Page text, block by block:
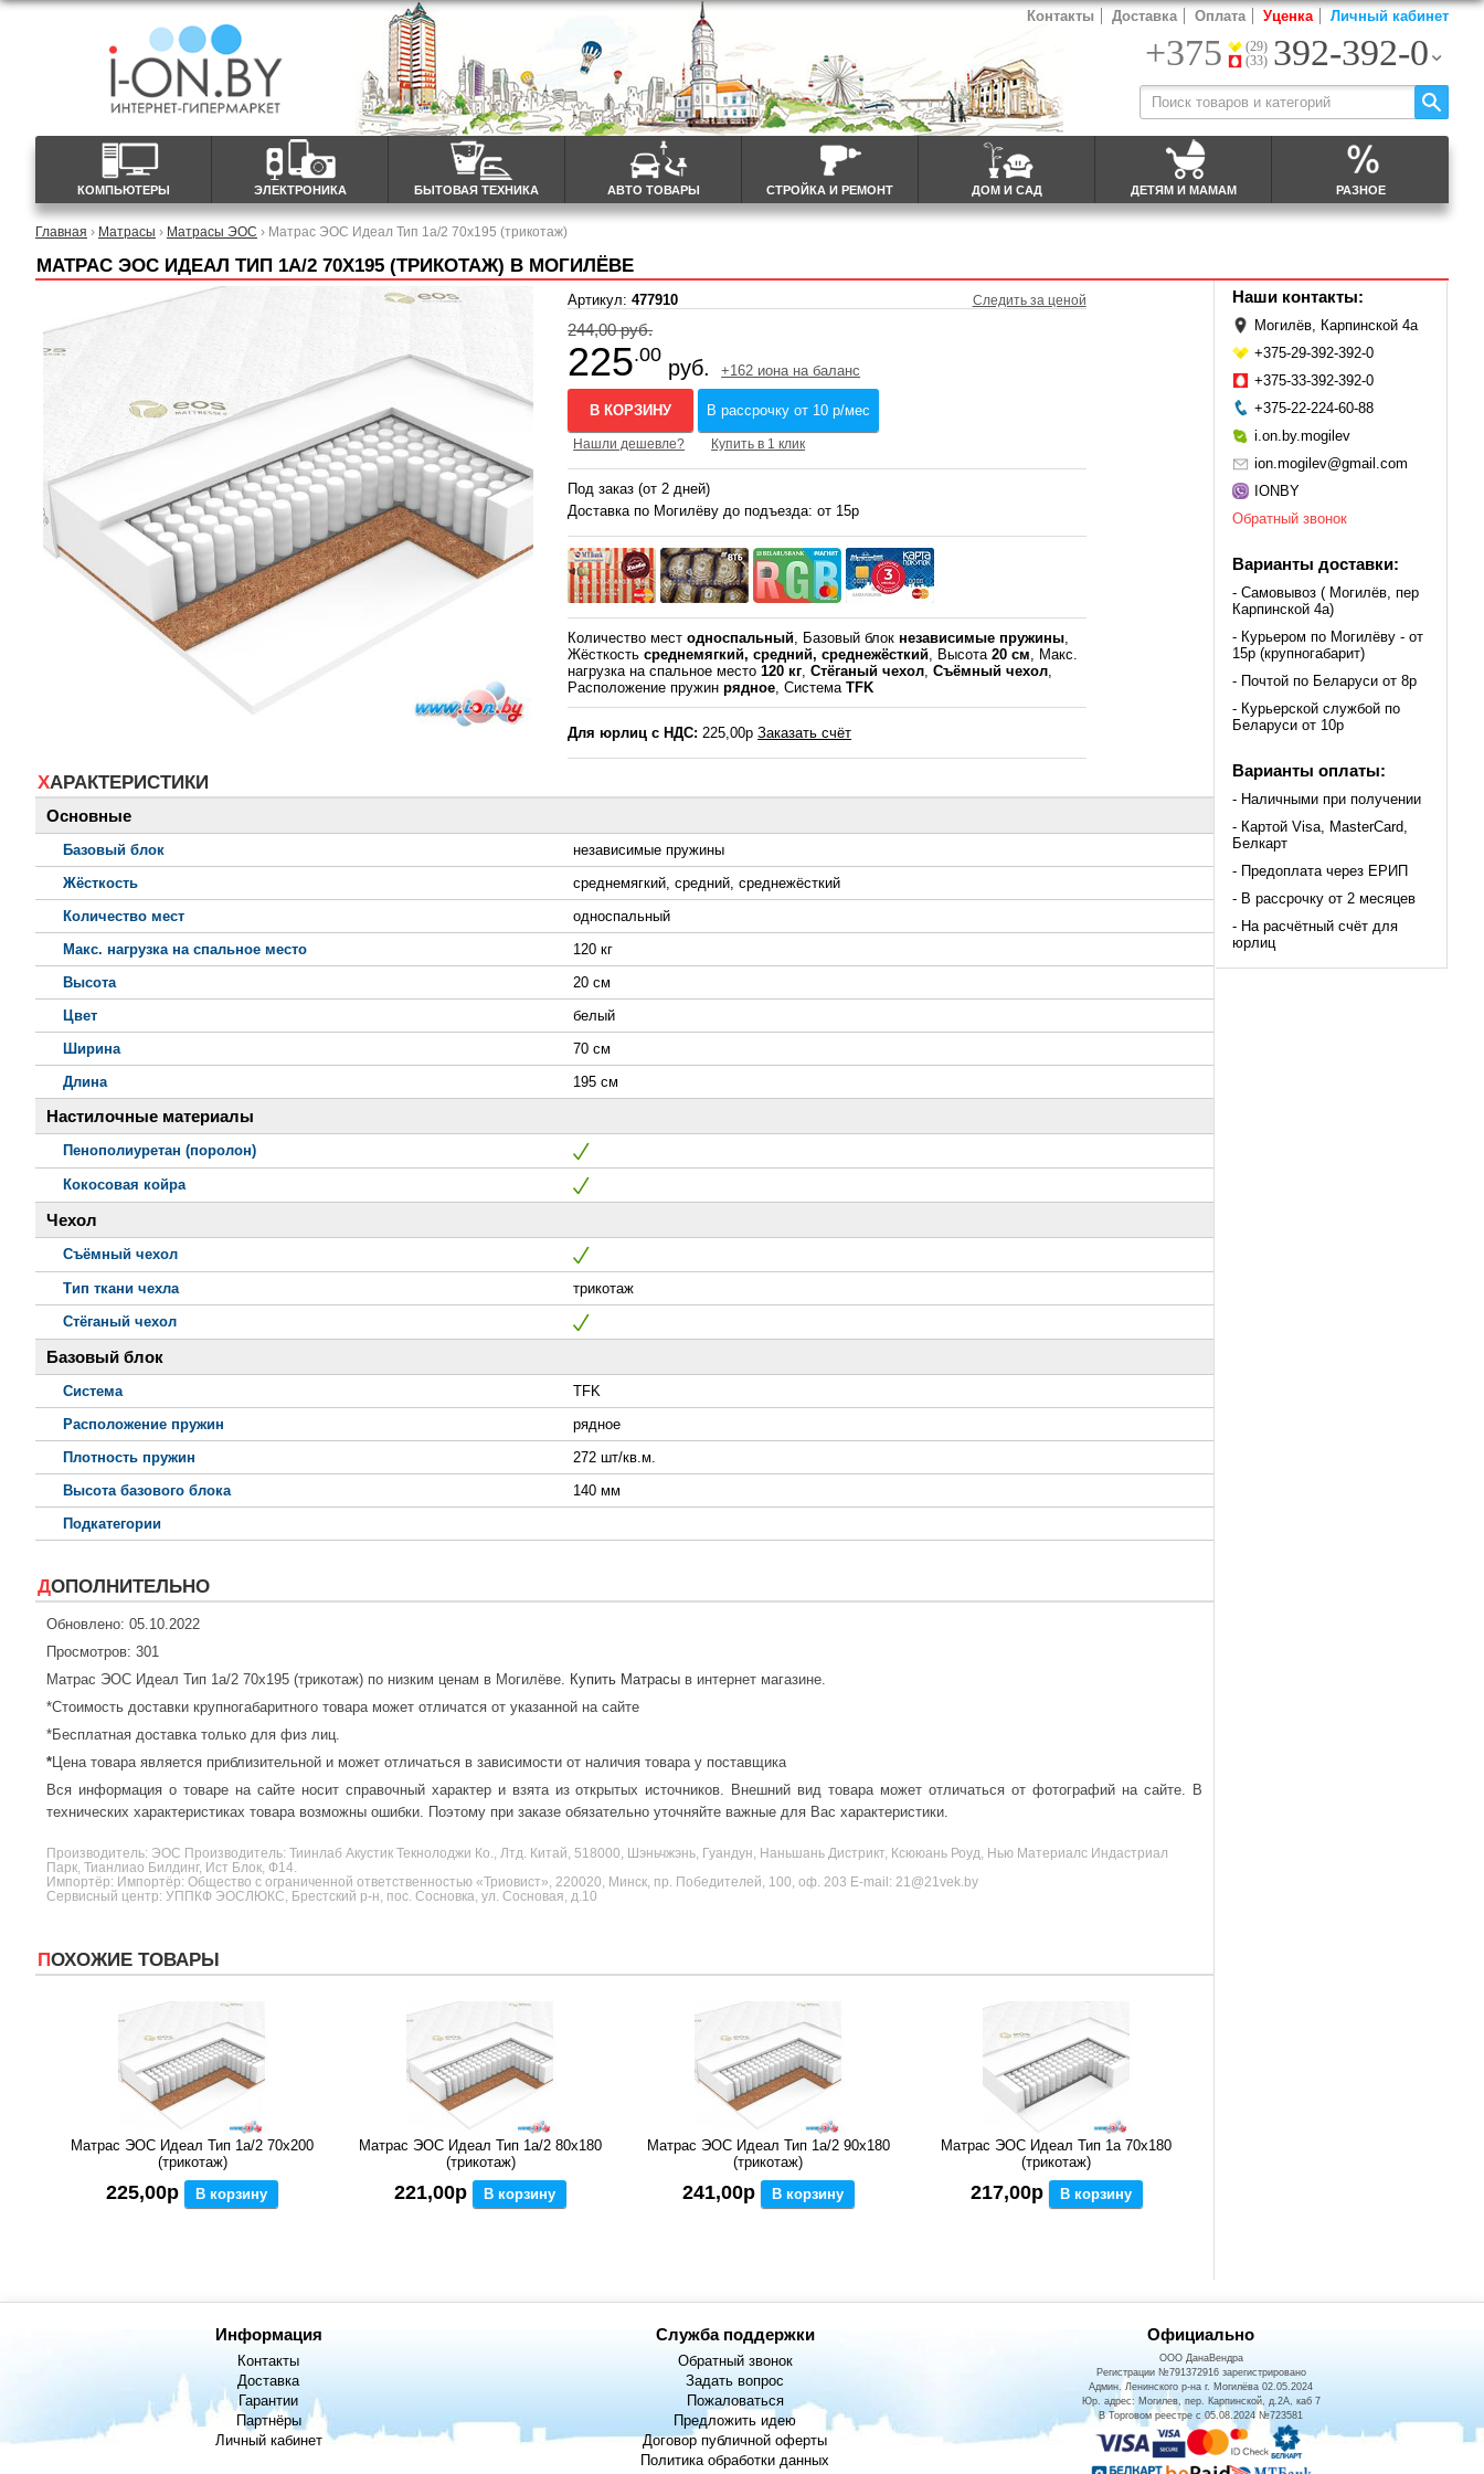
КОМПЬЮТЕРЫ ЭЛЕКТРОНИКА БЫТОВАЯ ТЕХНИКА АВТО ТОВАРЫ СТРОЙКА И РЕМОНТ ДОМ И САД ДЕТЯМ И МАМАМ РАЗНОЕ
Контакты Доставка Оплата Уценка Личный кабинет
+375
(29)
(33) 392-392-0
Главная › Матрасы › Матрасы ЭОС › Матрас ЭОС Идеал Тип 1а/2 70x195 (трикотаж)
МАТРАС ЭОС ИДЕАЛ ТИП 1А/2 70X195 (ТРИКОТАЖ) В МОГИЛЁВЕ
Артикул:477910 Следить за ценой
244,00 руб.
225.00
руб. +162 иона на баланс
В КОРЗИНУ В рассрочку от 10 р/мес
Нашли дешевле? Купить в 1 клик
Под заказ (от 2 дней)
Доставка по Могилёву до подъезда: от 15р
Количество местодноспальный, Базовый блокнезависимые пружины,
Жёсткостьсреднемягкий, средний, среднежёсткий, Высота20 см, Макс.
нагрузка на спальное место120 кг,Стёганый чехол,Съёмный чехол,
Расположение пружинрядное, СистемаTFK
Для юрлиц с НДС: 225,00рЗаказать счёт
ХАРАКТЕРИСТИКИ
Основные
Базовый блок
независимые пружины
Жёсткость
среднемягкий, средний, среднежёсткий
Количество мест
односпальный
Макс. нагрузка на спальное место
120 кг
Высота
20 см
Цвет
белый
Ширина
70 см
Длина
195 см
Настилочные материалы
Пенополиуретан (поролон)
Кокосовая койра
Чехол
Съёмный чехол
Тип ткани чехла
трикотаж
Стёганый чехол
Базовый блок
Система
TFK
Расположение пружин
рядное
Плотность пружин
272 шт/кв.м.
Высота базового блока
140 мм
Подкатегории
ДОПОЛНИТЕЛЬНО
Обновлено: 05.10.2022
Просмотров: 301
Матрас ЭОС Идеал Тип 1а/2 70x195 (трикотаж) по низким ценам в Могилёве. Купить Матрасы в интернет магазине.
*Стоимость доставки крупногабаритного товара может отличатся от указанной на сайте
*Бесплатная доставка только для физ лиц.
*Цена товара является приблизительной и может отличаться в зависимости от наличия товара у поставщика
Вся информация о товаре на сайте носит справочный характер и взята из открытых источников. Внешний вид товара может отличаться от фотографий на сайте. В
технических характеристиках товара возможны ошибки. Поэтому при заказе обязательно уточняйте важные для Вас характеристики.
Производитель: ЭОС Производитель: Тиинлаб Акустик Текнолоджи Ко., Лтд. Китай, 518000, Шэньчжэнь, Гуандун, Наньшань Дистрикт, Ксююань Роуд, Нью Материалс Индастриал
Парк, Тианлиао Билдинг, Ист Блок, Ф14.
Импортёр: Импортёр: Общество с ограниченной ответственностью «Триовист», 220020, Минск, пр. Победителей, 100, оф. 203 E-mail: 21@21vek.by
Сервисный центр: УППКФ ЭОСЛЮКС, Брестский р-н, пос. Сосновка, ул. Сосновая, д.10
ПОХОЖИЕ ТОВАРЫ
Матрас ЭОС Идеал Тип 1а/2 70x200
(трикотаж)
225,00р В корзину
Матрас ЭОС Идеал Тип 1а/2 80x180
(трикотаж)
221,00р В корзину
Матрас ЭОС Идеал Тип 1а/2 90x180
(трикотаж)
241,00р В корзину
Матрас ЭОС Идеал Тип 1а 70x180
(трикотаж)
217,00р В корзину
Наши контакты:
Могилёв, Карпинской 4а
+375-29-392-392-0
+375-33-392-392-0
+375-22-224-60-88
i.on.by.mogilev
ion.mogilev@gmail.com
IONBY
Обратный звонок
Варианты доставки:
- Самовывоз ( Могилёв, пер
Карпинской 4а)
- Курьером по Могилёву - от
15р (крупногабарит)
- Почтой по Беларуси от 8р
- Курьерской службой по
Беларуси от 10р
Варианты оплаты:
- Наличными при получении
- Картой Visa, MasterCard,
Белкарт
- Предоплата через ЕРИП
- В рассрочку от 2 месяцев
- На расчётный счёт для
юрлиц
Информация
Контакты
Доставка
Гарантии
Партнёры
Личный кабинет
Служба поддержки
Обратный звонок
Задать вопрос
Пожаловаться
Предложить идею
Договор публичной оферты
Политика обработки данных
Официально
ООО ДанаВендра
Регистрации №791372916 зарегистрировано
Админ. Ленинского р-на г. Могилёва 02.05.2024
Юр. адрес: Могилев, пер. Карпинской, д.2А, каб 7
В Торговом реестре с 05.08.2024 №723581